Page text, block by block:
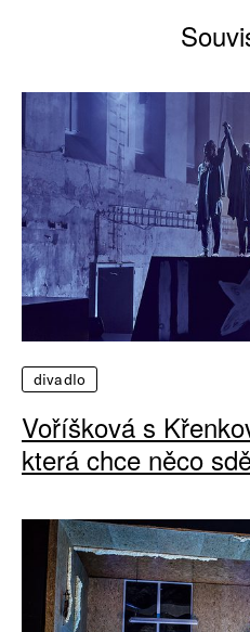
divadlo
Voříšková s
která chce něco